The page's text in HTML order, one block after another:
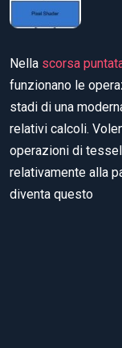
Nella scorsa
funzionano le
stadi di una
relativi calcoli.
operazioni di
relativamente alla
diventa questo